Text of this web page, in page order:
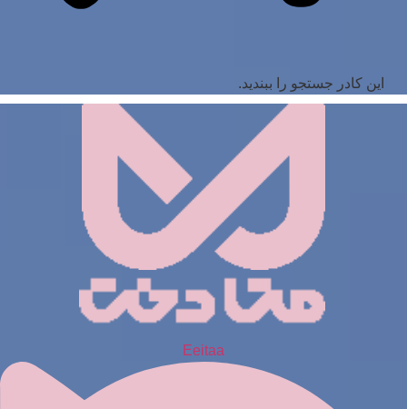
این کادر جستجو را ببندید.
Eeitaa